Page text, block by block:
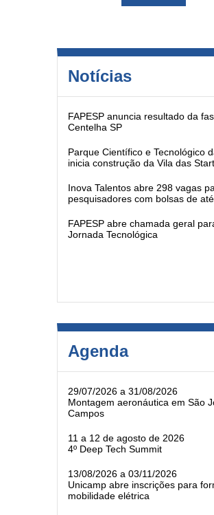
Notícias
FAPESP anuncia resultado da
Centelha SP
Parque Científico e Tecnológico
inicia construção da Vila das
Inova Talentos abre 298 vagas
pesquisadores com bolsas de
FAPESP abre chamada geral
Jornada Tecnológica
Agenda
29/07/2026 a 31/08/2026
Montagem aeronáutica em São
Campos
11 a 12 de agosto de 2026
4º Deep Tech Summit
13/08/2026 a 03/11/2026
Unicamp abre inscrições para
mobilidade elétrica